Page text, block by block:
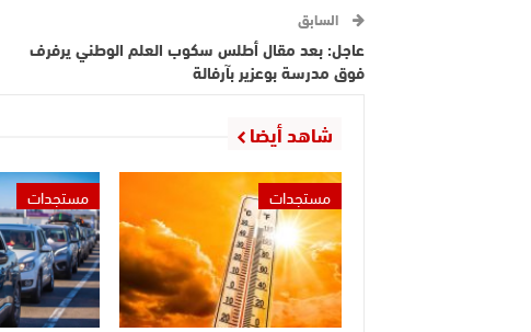
السابق
عاجل: بعد مقال أطلس سكوب العلم الوطني يرفرف
فوق مدرسة بوعزير بآرفالة
شاهد أيضا
مستجدات مستجدات